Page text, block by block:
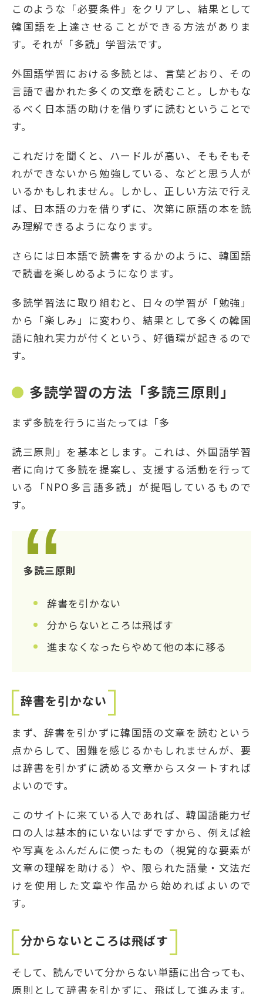
このような「必要条件」をクリアし、結果として
韓国語を上達させることができる方法がありま
す。それが「多読」学習法です。
外国語学習における多読とは、言葉どおり、その
言語で書かれた多くの文章を読むこと。しかもな
るべく日本語の助けを借りずに読むということで
す。
これだけを聞くと、ハードルが高い、そもそもそ
れができないから勉強している、などと思う人が
いるかもしれません。しかし、正しい方法で行え
ば、日本語の力を借りずに、次第に原語の本を読
み理解できるようになります。
さらには日本語で読書をするかのように、韓国語
で読書を楽しめるようになります。
多読学習法に取り組むと、日々の学習が「勉強」
から「楽しみ」に変わり、結果として多くの韓国
語に触れ実力が付くという、好循環が起きるので
す。
多読学習の方法「多読三原則」
まず多読を行うに当たっては「多
読三原則」を基本とします。これは、外国語学習
者に向けて多読を提案し、支援する活動を行って
いる「NPO多言語多読」が提唱しているもので
す。
多読三原則
辞書を引かない
分からないところは飛ばす
進まなくなったらやめて他の本に移る
辞書を引かない
まず、辞書を引かずに韓国語の文章を読むという
点からして、困難を感じるかもしれませんが、要
は辞書を引かずに読める文章からスタートすれば
よいのです。
このサイトに来ている人であれば、韓国語能力ゼ
ロの人は基本的にいないはずですから、例えば絵
や写真をふんだんに使ったもの（視覚的な要素が
文章の理解を助ける）や、限られた語彙・文法だ
けを使用した文章や作品から始めればよいので
す。
分からないところは飛ばす
そして、読んでいて分からない単語に出合っても、
原則として辞書を引かずに、飛ばして進みます。